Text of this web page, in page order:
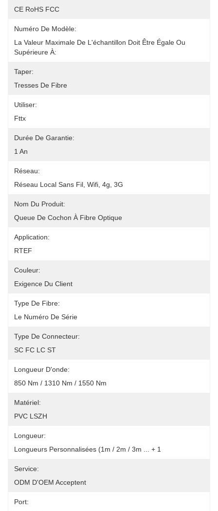
CE RoHS FCC
Numéro De Modèle:
La Valeur Maximale De L'échantillon Doit Être Égale Ou
Supérieure À:
Taper:
Tresses De Fibre
Utiliser:
Fttx
Durée De Garantie:
1 An
Réseau:
Réseau Local Sans Fil, Wifi, 4g, 3G
Nom Du Produit:
Queue De Cochon À Fibre Optique
Application:
RTEF
Couleur:
Exigence Du Client
Type De Fibre:
Le Numéro De Série
Type De Connecteur:
SC FC LC ST
Longueur D'onde:
850 Nm / 1310 Nm / 1550 Nm
Matériel:
PVC LSZH
Longueur:
Longueurs Personnalisées (1m / 2m / 3m ... + 1
Service:
ODM D'OEM Acceptent
Port: